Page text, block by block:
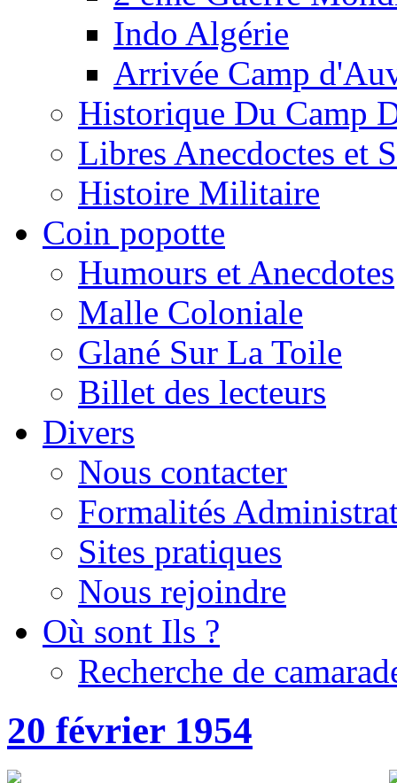
Indo Algérie
Arrivée Camp
Historique Du Camp
Libres Anecdoctes et
Histoire Militaire
Coin popotte
Humours et Anecdotes
Malle Coloniale
Glané Sur La Toile
Billet des lecteurs
Divers
Nous contacter
Formalités
Sites pratiques
Nous rejoindre
Où sont Ils ?
Recherche de
20 février 1954